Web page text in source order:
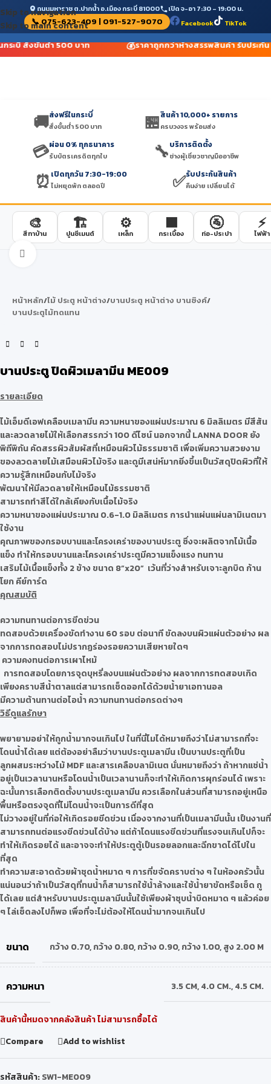
Skip to navigation
Skip to main content
ถนนมหาราช ต.ปากน้ำ อ.เมือง กระบี่ 81000 เปิด จ-อา 7:30 – 19:00 น.
📞 075-623-409 | 091-527-9070 Facebook TikTok
กระบี่ สั่งขั้นต่ำ 500 บาท 💰ราคาถูกกว่าห้างสรรพสินค้า รับประกัน
🚚ส่งฟรีในกระบี่
สั่งขั้นต่ำ 500 บาท 🏪สินค้า 10,000+ รายการ
ครบวงจร พร้อมส่ง
💳ผ่อน 0% ทุกธนาคาร
รับบัตรเครดิตทุกใบ 🔧บริการติดตั้ง
ช่างผู้เชี่ยวชาญมืออาชีพ
⏰ เปิดทุกวัน 7:30-19:00
ไม่หยุดพัก ตลอดปี ✅รับประกันสินค้า
คืนง่าย เปลี่ยนได้
🎨
สีทาบ้าน
🏗️
ปูนซีเมนต์
⚙️
เหล็ก
🟫
กระเบื้อง
🚰
ท่อ-ประปา
⚡
ไฟฟ้า
Click to enlarge
หน้าหลัก/ไม้ ประตู หน้าต่าง/บานประตู หน้าต่าง บานซิงค์/
บานประตูไม้ทดแทน
บานประตู ปิดผิวเมลามีน ME009
รายละเอียด
ไม้เอ็มดีเอฟเคลือบเมลามีน ความหนาของแผ่นประมาณ 6 มิลลิเมตร มีสีสัน
และลวดลายไม้ให้เลือกสรรกว่า 100 ดีไซน์ นอกจากนี้ LANNA DOOR ยัง
พิถีพิถัน คัดสรรผิวสัมผัสที่เหมือนผิวไม้ธรรมชาติ เพื่อเพิ่มความสวยงาม
ของลวดลายไม้เสมือนผิวไม้จริง และดูมีเสน่ห์มากยิ่งขึ้นเป็นวัสดุปิดผิวที่ให้
ความรู้สึกเหมือนกับไม้จริง
พัฒนาให้มีลวดลายให้เหมือนไม้ธรรมชาติ
สามารถทำสีได้ใกล้เคียงกับเนื้อไม้จริง
ความหนาของแผ่นประมาณ 0.6-1.0 มิลลิเมตร การนำแผ่นแผ่นลามิเนตมา
ใช้งาน
คุณภาพของกรอบบานและโครงเคร่าของบานประตู ซึ่งจะผลิตจากไม้เนื้อ
แข็ง ทำให้กรอบบานและโครงเคร่าประตูมีความแข็งแรง ทนทาน
เสริมไม้เนื้อแข็งทั้ง 2 ข้าง ขนาด 8”x20” เว้นที่ว่างสำหรับเจาะลูกบิด ก้าน
โยก คีย์การ์ด
คุณสมบัติ
ความทนทานต่อการขีดข่วน
ทดสอบด้วยเครื่องขัดทำงาน 60 รอบ ต่อนาที ขัดลงบนผิวแผ่นตัวอย่าง ผล
จากการทดสอบไม่ปรากฏร่องรอยความเสียหายใดๆ
ความคงทนต่อการเผาไหม้
การทดสอบโดยการจุดบุหรี่ลงบนแผ่นตัวอย่าง ผลจากการทดสอบเกิด
เพียงคราบสีน้ำตาลแต่สามารถเช็ดออกได้ด้วยน้ำยาเอทานอล
มีความต้านทานต่อไอน้ำ ความทนทานต่อกรดต่างๆ
วิธีดูแลรักษา
พยายามอย่าให้ถูกน้ำมากจนเกินไป ในที่นี่ไมได้หมายถึงว่าไม่สามารถที่จะ
โดนน้ำได้เลย แต่ต้องอย่าลืมว่าบานประตูเมลามีน เป็นบานประตูที่เป็น
ลูกผสมระหว่างไม้ MDF และสารเคลือบลามิเนต นั่นหมายถึงว่า ถ้าหากแช่น้ำ
อยู่เป็นเวลานานหรือโดนน้ำเป็นเวลานานก็จะทำให้เกิดการผุกร่อนได้ เพราะ
ฉะนั้นการเลือกติดตั้งบานประตูเมลามีน ควรเลือกในส่วนที่สามารถอยู่เหนือ
พื้นหรือตรงจุดที่ไม่โดนน้ำจะเป็นการดีที่สุด
ไม่วางอยู่ในที่ก่อให้เกิดรอยขีดข่วน เนื่องจากงานที่เป็นเมลามีนนั้น เป็นงานที่
สามารถทนต่อแรงขีดข่วนได้บ้าง แต่ถ้าโดนแรงขีดข่วนที่แรงจนเกินไปก็จะ
ทำให้เกิดรอยได้ และอาจจะทำให้ประตูตู้เป็นรอยลอกและฉีกขาดได้ไปใน
ที่สุด
ทำความสะอาดด้วยผ้าชุดน้ำหมาด ๆ การที่ขจัดคราบต่าง ๆ ในห้องครัวนั้น
แน่นอนว่าถ้าเป็นวัสดุที่ทนน้ำก็สามารถใช้น้ำล้างและใช้น้ำยาขัดหรือเช็ด ถู
ได้เลย แต่สำหรับบานประตูเมลามีนนั้นใช้เพียงผ้าชุบน้ำบิดหมาด ๆ แล้วค่อย
ๆ ไล่เช็ดลงไปก็พอ เพื่อที่จะไม่ต้องให้โดนน้ำมากจนเกินไป
ขนาด กว้าง 0.70,กว้าง 0.80,กว้าง 0.90,กว้าง 1.00,สูง 2.00 M
ความหนา 3.5 CM,4.0 CM.,4.5 CM.
สินค้านี้หมดจากคลังสินค้า ไม่สามารถซื้อได้
Compare
Add to wishlist
รหัสสินค้า:SW1-ME009